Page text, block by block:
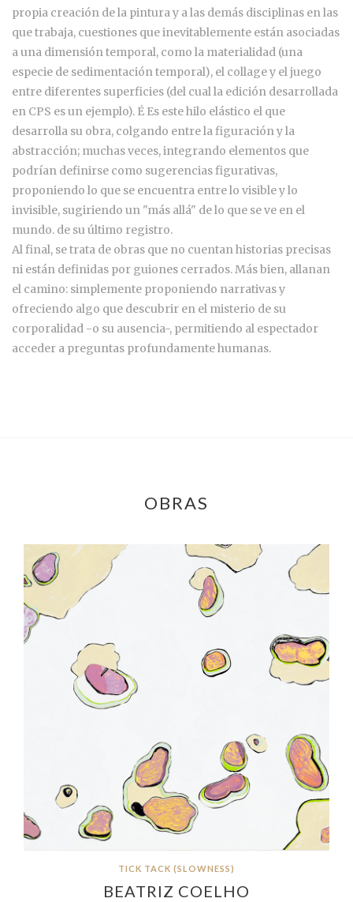
propia creación de la pintura y a las demás disciplinas en las
que trabaja, cuestiones que inevitablemente están asociadas
a una dimensión temporal, como la materialidad (una
especie de sedimentación temporal), el collage y el juego
entre diferentes superficies (del cual la edición desarrollada
en CPS es un ejemplo). É Es este hilo elástico el que
desarrolla su obra, colgando entre la figuración y la
abstracción; muchas veces, integrando elementos que
podrían definirse como sugerencias figurativas,
proponiendo lo que se encuentra entre lo visible y lo
invisible, sugiriendo un "más allá" de lo que se ve en el
mundo. de su último registro.
Al final, se trata de obras que no cuentan historias precisas
ni están definidas por guiones cerrados. Más bien, allanan
el camino: simplemente proponiendo narrativas y
ofreciendo algo que descubrir en el misterio de su
corporalidad -o su ausencia-, permitiendo al espectador
acceder a preguntas profundamente humanas.
OBRAS
TICK TACK (SLOWNESS)
BEATRIZ COELHO